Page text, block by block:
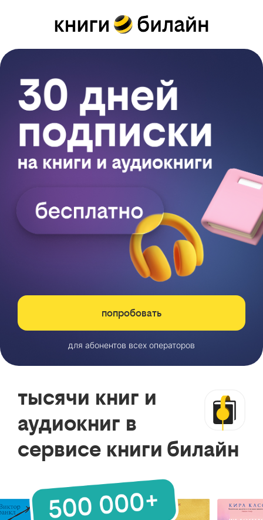
попробовать
для абонентов всех операторов
тысячи книг и
аудиокниг в
сервисе книги билайн